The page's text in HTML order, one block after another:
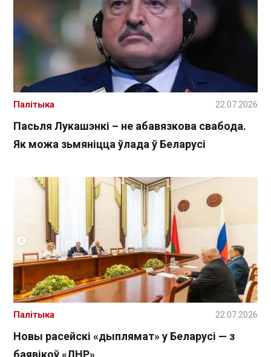
Пасьля Лукашэнкі – не абавязкова свабода.
Як можа зьмяніцца ўлада ў Беларусі
Палітыка 22.07.2026
Новы расейскі «дыплямат» у Беларусі — з
баявікоў «ЛНР»
Палітыка 22.07.2026